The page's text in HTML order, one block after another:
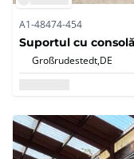
A1-48474-454
Suportul cu
Großrudestedt,DE